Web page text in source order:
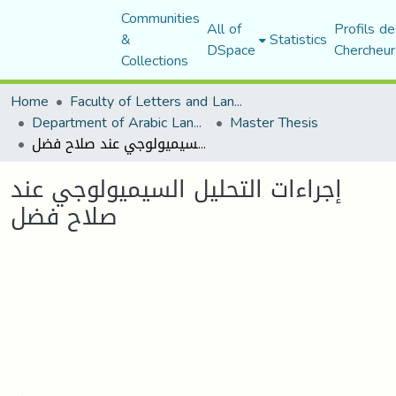
Communities
&
Collections
All of
DSpace Statistics Profils
Home
Faculty of Letters and Languages
Department of Arabic Language and Literature Master Thesis
إجراءات التحليل السيميولوجي عند صلاح فضل
إجراءات التحليل السيميولوجي عند
صلاح فضل